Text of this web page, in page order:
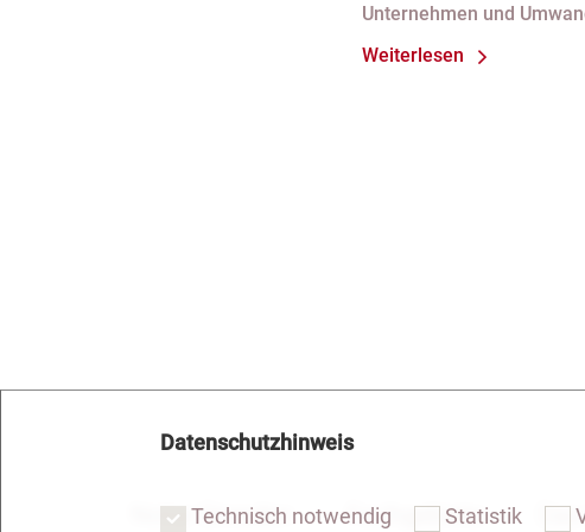
bei fortdauernder
Handelsregister
Unternehmen und
Weiterlesen
Notar Dresden Fachgebiete
Datenschutzhinweis
Technisch notwendig Statistik